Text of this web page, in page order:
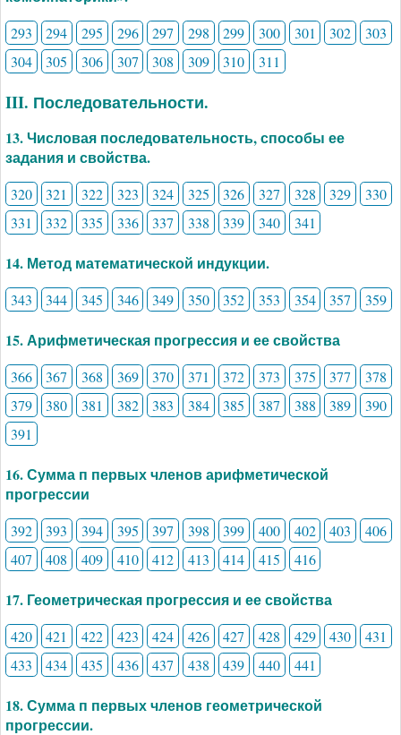
293 294 295 296 297 298 299 300 301 302
303
304
305 306 307 308 309 310 311
III. Последовательности.
13. Числовая последовательность, способы ее
задания и свойства.
320 321 322 323 324 325 326 327 328 329
330
331
332 335 336 337 338 339 340 341
14. Метод математической индукции.
343 344 345 346 349 350 352 353 354 357 359
15. Арифметическая прогрессия и ее свойства
366 367 368 369 370 371 372 373 375 377
378
379
380 381 382 383 384 385 387 388 389
390
391
16. Сумма п первых членов арифметической
прогрессии
392 393 394 395 397 398 399 400 402 403
406
407
408 409 410 412 413 414 415 416
17. Геометрическая прогрессия и ее свойства
420 421 422 423 424 426 427 428 429 430
431
433
434 435 436 437 438 439 440 441
18. Сумма п первых членов геометрической
прогрессии.